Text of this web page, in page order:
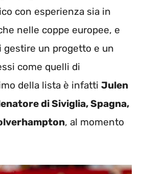
con esperienza sia in
nelle coppe europee, e
gestire un progetto e un
come quelli di
della lista è infatti Julen
di Siviglia, Spagna,
, al momento